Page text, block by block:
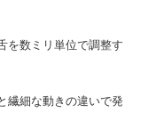
を数ミリ単位で調整す
繊細な動きの違いで発